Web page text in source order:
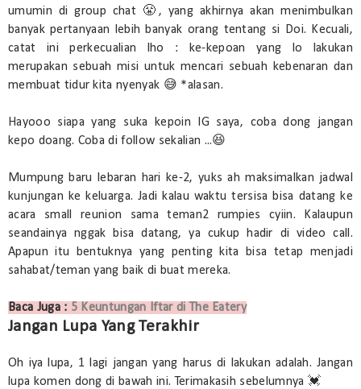
umumin di group chat 😤, yang akhirnya akan menimbulkan
banyak pertanyaan lebih banyak orang tentang si Doi. Kecuali,
catat ini perkecualian lho : ke-kepoan yang lo lakukan
merupakan sebuah misi untuk mencari sebuah kebenaran dan
membuat tidur kita nyenyak 😅 *alasan.
Hayooo siapa yang suka kepoin IG saya, coba dong jangan
kepo doang. Coba di follow sekalian ...😆
Mumpung baru lebaran hari ke-2, yuks ah maksimalkan jadwal
kunjungan ke keluarga. Jadi kalau waktu tersisa bisa datang ke
acara small reunion sama teman2 rumpies cyiin. Kalaupun
seandainya nggak bisa datang, ya cukup hadir di video call.
Apapun itu bentuknya yang penting kita bisa tetap menjadi
sahabat/teman yang baik di buat mereka.
Baca Juga : 5 Keuntungan Iftar di The Eatery
Jangan Lupa Yang Terakhir
Oh iya lupa, 1 lagi jangan yang harus di lakukan adalah. Jangan
lupa komen dong di bawah ini. Terimakasih sebelumnya 💓